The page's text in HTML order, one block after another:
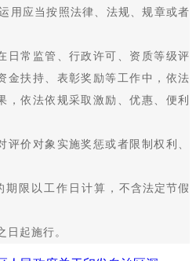
应当按照法律、法规、规章或者
常监管、行政许可、资质等级评
金扶持、表彰奖励等工作中，依法
，依法依规采取激励、优惠、便利
价对象实施奖惩或者限制权利、
以工作日计算，不含法定节假
起施行。